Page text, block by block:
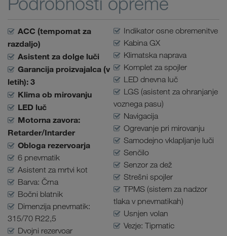
ACC (tempomat za
razdaljo)
Asistent za dolge luči
Garancija proizvajalca (v
letih): 3
Klima ob mirovanju
LED luč
Motorna zavora:
Retarder/Intarder
Obloga rezervoarja
6 pnevmatik
Asistent za mrtvi kot
Barva: Črna
Bočni blatnik
Dimenzija pnevmatik:
315/70 R22,5
Dvojni rezervoar
Indikator osne obremenitve
Kabina GX
Klimatska naprava
Komplet za spojler
LED dnevna luč
LGS (asistent za ohranjanje
voznega pasu)
Navigacija
Ogrevanje pri mirovanju
Samodejno vklapljanje luči
Senčilo
Senzor za dež
Strešni spojler
TPMS (sistem za nadzor
tlaka v pnevmatikah)
Usnjen volan
Vezje: Tipmatic